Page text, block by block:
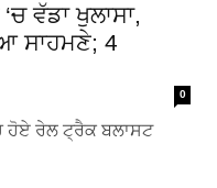
ਵੱਡਾ ਖੁਲਾਸਾ,
ਸਾਹਮਣੇ; 4
0
ਹੋਏ ਰੇਲ ਟ੍ਰੈਕ ਬਲਾਸਟ